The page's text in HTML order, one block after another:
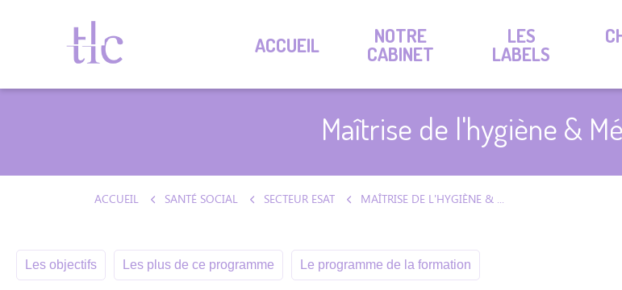
ACCUEIL NOTRE
CABINET
LES
LABELS
Maîtrise de l'hygiène &
ACCUEIL SANTÉ SOCIAL SECTEUR ESAT MAÎTRISE DE L'HYGIÈNE & MÉTHODE RABC
Les objectifs Les plus de ce programme Le programme de la formation